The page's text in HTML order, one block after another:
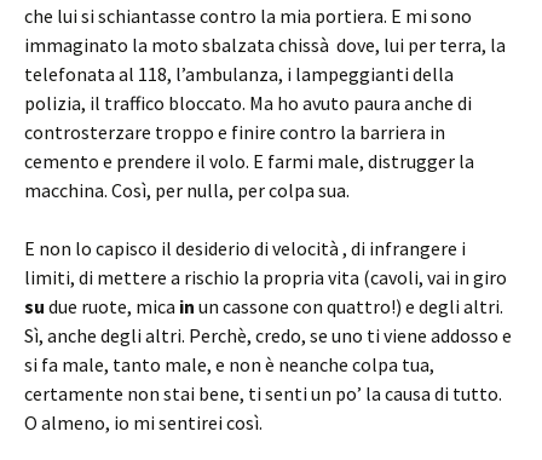
che lui si schiantasse contro la mia portiera. E mi sono
immaginato la moto sbalzata chissà dove, lui per terra, la
telefonata al 118, l’ambulanza, i lampeggianti della
polizia, il traffico bloccato. Ma ho avuto paura anche di
controsterzare troppo e finire contro la barriera in
cemento e prendere il volo. E farmi male, distrugger la
macchina. Così, per nulla, per colpa sua.
E non lo capisco il desiderio di velocità , di infrangere i
limiti, di mettere a rischio la propria vita (cavoli, vai in giro
su due ruote, mica in un cassone con quattro!) e degli altri.
Sì, anche degli altri. Perchè, credo, se uno ti viene addosso e
si fa male, tanto male, e non è neanche colpa tua,
certamente non stai bene, ti senti un po’ la causa di tutto.
O almeno, io mi sentirei così.